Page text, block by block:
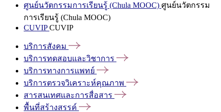
ศูนย์นวัตกรรมการเรียนรู้ (Chula MOOC) ศูนย์นวัตกรรม
การเรียนรู้ (Chula MOOC)
CUVIPCUVIP
บริการสังคม
บริการทดสอบและวิชาการ
บริการทางการแพทย์
บริการตรวจวิเคราะห์คุณภาพ
สารสนเทศและการสื่อสาร
พื้นที่สร้างสรรค์